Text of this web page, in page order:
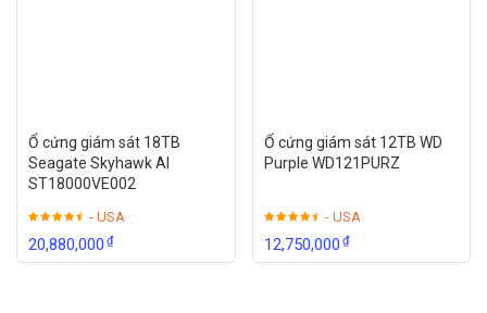
Ổ cứng giám sát 18TB
Seagate Skyhawk AI
ST18000VE002
- USA
20,880,000₫
Ổ cứng giám sát 12TB WD
Purple WD121PURZ
- USA
12,750,000₫